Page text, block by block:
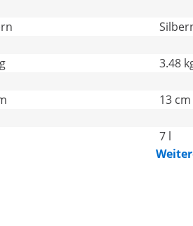
3.48
13 cm
7 l